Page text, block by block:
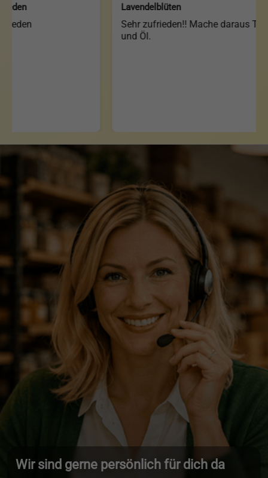
Lavendelblüten
Sehr zufrieden!! Mache daraus Tee
und Öl.
Wir sind gerne persönlich für dich da